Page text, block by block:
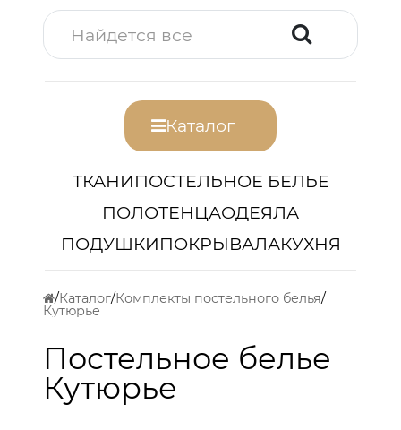
Каталог
ТКАНИПОСТЕЛЬНОЕ БЕЛЬЕ
ПОЛОТЕНЦАОДЕЯЛА
ПОДУШКИПОКРЫВАЛАКУХНЯ
Каталог Комплекты постельного белья
Кутюрье
Постельное белье
Кутюрье